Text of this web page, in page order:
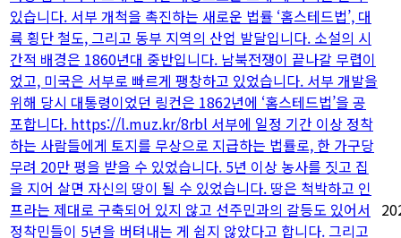
있습니다. 서부 개척을 촉진하는 새로운 법률 ‘홈스테드법’, 대
륙 횡단 철도, 그리고 동부 지역의 산업 발달입니다. 소설의 시
간적 배경은 1860년대 중반입니다. 남북전쟁이 끝나갈 무렵이
었고, 미국은 서부로 빠르게 팽창하고 있었습니다. 서부 개발을
위해 당시 대통령이었던 링컨은 1862년에 ‘홈스테드법’을 공
포합니다. https://l.muz.kr/8rbl 서부에 일정 기간 이상 정착
하는 사람들에게 토지를 무상으로 지급하는 법률로, 한 가구당
무려 20만 평을 받을 수 있었습니다. 5년 이상 농사를 짓고 집
을 지어 살면 자신의 땅이 될 수 있었습니다. 땅은 척박하고 인
프라는 제대로 구축되어 있지 않고 선주민과의 갈등도 있어서
정착민들이 5년을 버텨내는 게 쉽지 않았다고 합니다. 그리고